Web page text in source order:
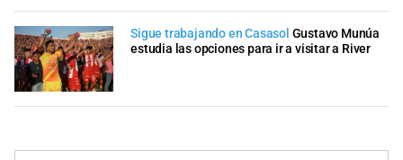
Sigue trabajando en Casasol Gustavo Munúa
estudia las opciones para ir a visitar a River